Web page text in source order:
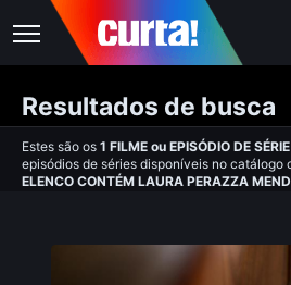
Resultados de busca
Estes são os 1 FILME ou EPISÓDIO DE SÉRIE
episódios de séries disponíveis no catálogo
ELENCO CONTÉM LAURA PERAZZA